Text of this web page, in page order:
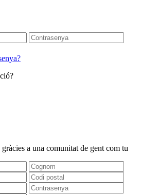
gràcies a una comunitat de gent com tu